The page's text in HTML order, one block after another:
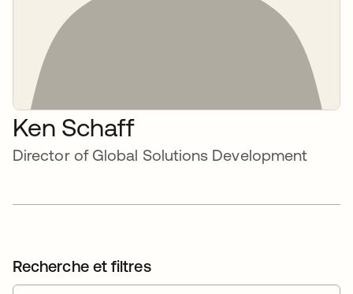
Ken Schaff
Director of Global Solutions Development
Recherche et filtres